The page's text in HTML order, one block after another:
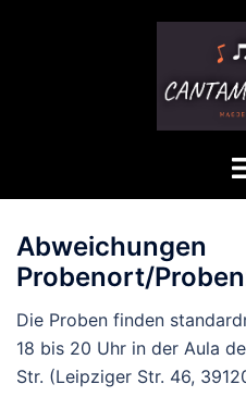
Abweichungen
Probenort/
Die Proben finden
18 bis 20 Uhr in der Aula
Str. (Leipziger Str. 46,